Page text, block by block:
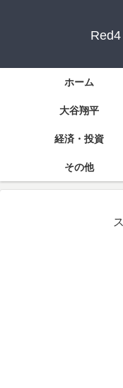
ホーム
大谷翔平
経済・投資
その他